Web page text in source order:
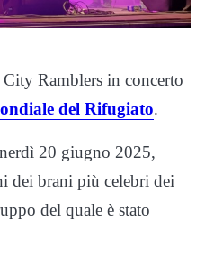
Ramblers in concerto
del Rifugiato.
20 giugno 2025,
dei brani più celebri dei
del quale è stato